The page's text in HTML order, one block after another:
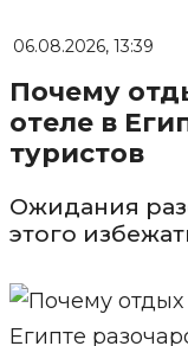
06.08.2026, 13:39
Почему
отеле в
туристов
Ожидания
этого